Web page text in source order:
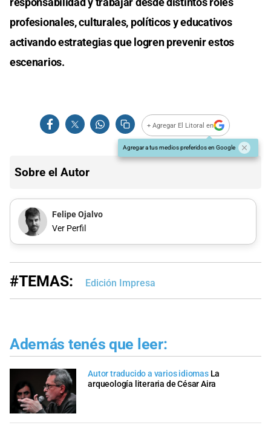
profesionales, culturales, políticos y educativos
activando estrategias que logren prevenir estos
escenarios.
+ Agregar El Litoral en
Agregar a tus medios preferidos en Google
Sobre el Autor
Felipe Ojalvo
Ver Perfil
#TEMAS: Edición Impresa
Además tenés que leer:
Autor traducido a varios idiomas La
arqueología literaria de César Aira